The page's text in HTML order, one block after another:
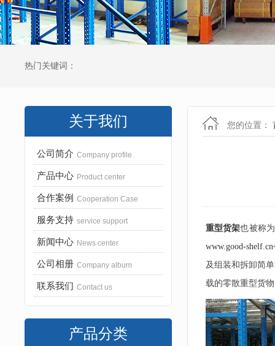
热门关键词：
关于我们
公司简介 Company profile
产品中心 Product center
合作案例 Cooperation Case
服务支持 service support
新闻中心 News center
公司相册 Company album
联系我们 Contact us
产品分类
您的位置：
重型货架也被称
www.good-shelf.cn
及组装和拆卸简
载的零散重型货